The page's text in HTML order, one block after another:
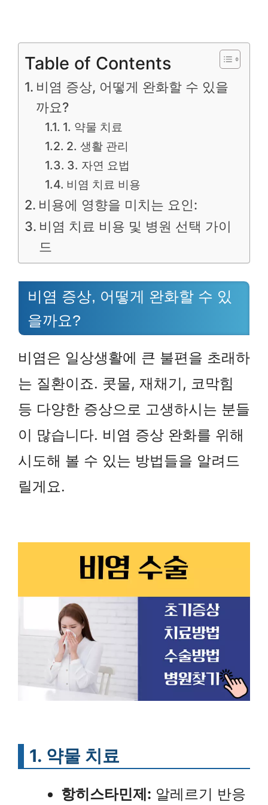
Table of Contents
비염 증상, 어떻게 완화할 수 있을
까요?
1. 약물 치료
2. 생활 관리
3. 자연 요법
비염 치료 비용
비용에 영향을 미치는 요인:
비염 치료 비용 및 병원 선택 가이
드
비염 증상, 어떻게 완화할 수 있
을까요?
비염은 일상생활에 큰 불편을 초래하
는 질환이죠. 콧물, 재채기, 코막힘
등 다양한 증상으로 고생하시는 분들
이 많습니다. 비염 증상 완화를 위해
시도해 볼 수 있는 방법들을 알려드
릴게요.
1. 약물 치료
항히스타민제: 알레르기 반응